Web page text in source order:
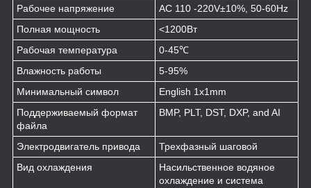
Рабочее напряжение
AC 110 -220V±10%, 50-60Hz
Полная мощность
<1200Вт
Рабочая температура
0-45℃
Влажность работы
5-95%
Минимальный символ
English 1x1mm
Поддерживаемый формат
файла
BMP, PLT, DST, DXP, and AI
Электродвигатель привода
Трехфазный шаговой
Вид охлаждения
Насильственное водяное
охлаждение и система